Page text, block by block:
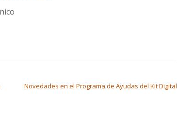
Novedades en el Programa de Ayudas del Kit Digital